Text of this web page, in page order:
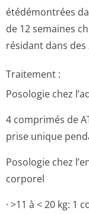
étédémontrées
de 12 semaines
résidant dans
Traitement :
Posologie chez
4 comprimés de
prise unique
Posologie chez
corporel
· >11 à < 20 kg: